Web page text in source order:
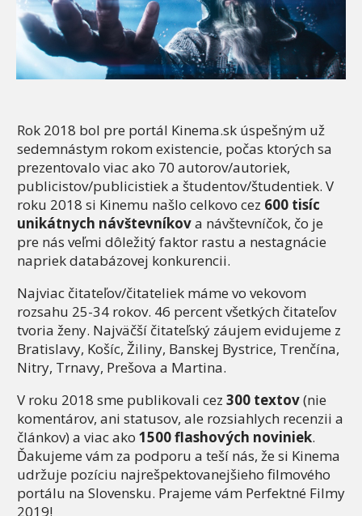
Rok 2018 bol pre portál Kinema.sk úspešným už
sedemnástym rokom existencie, počas ktorých sa
prezentovalo viac ako 70 autorov/autoriek,
publicistov/publicistiek a študentov/študentiek. V
roku 2018 si Kinemu našlo celkovo cez 600 tisíc
unikátnych návštevníkova návštevníčok, čo je
pre nás veľmi dôležitý faktor rastu a nestagnácie
napriek databázovej konkurencii.
Najviac čitateľov/čitateliek máme vo vekovom
rozsahu 25-34 rokov. 46 percent všetkých čitateľov
tvoria ženy. Najväčší čitateľský záujem evidujeme z
Bratislavy, Košíc, Žiliny, Banskej Bystrice, Trenčína,
Nitry, Trnavy, Prešova a Martina.
V roku 2018 sme publikovali cez 300 textov(nie
komentárov, ani statusov, ale rozsiahlych recenzii a
článkov) a viac ako 1500 flashových noviniek.
Ďakujeme vám za podporu a teší nás, že si Kinema
udržuje pozíciu najrešpektovanejšieho filmového
portálu na Slovensku. Prajeme vám Perfektné Filmy
2019!